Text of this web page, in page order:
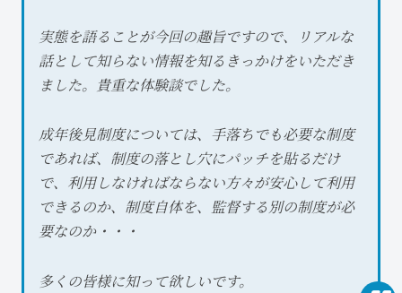
実態を語ることが今回の趣旨ですので、リアルな
話として知らない情報を知るきっかけをいただき
ました。貴重な体験談でした。
成年後見制度については、手落ちでも必要な制度
であれば、制度の落とし穴にパッチを貼るだけ
で、利用しなければならない方々が安心して利用
できるのか、制度自体を、監督する別の制度が必
要なのか・・・
多くの皆様に知って欲しいです。